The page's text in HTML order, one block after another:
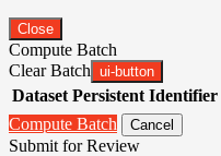
Close
Compute Batch
Clear Batch ui-button
Dataset Persistent Identifier
Compute Batch
Cancel
Submit for Review